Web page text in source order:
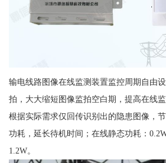
输电线路图像在线监测装置监控周期自由
拍，大大缩短图像监拍空白期，提高在线
根据实际需求仅回传识别出的隐患图像，
功耗，延长待机时间；在线静态功耗：
1.2W。